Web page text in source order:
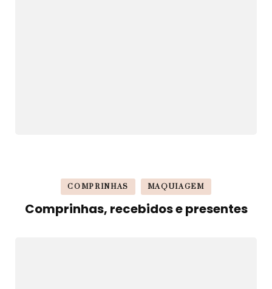
COMPRINHAS MAQUIAGEM
Comprinhas, recebidos e presentes